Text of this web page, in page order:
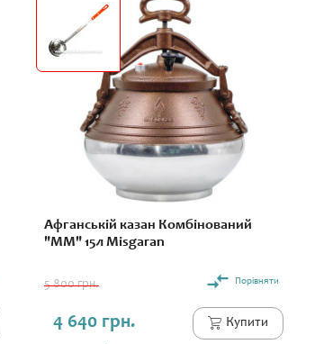
Афганській казан Комбінований
"ММ" 15л Misgaran
5 800 грн. Порівняти
4 640 грн. Купити